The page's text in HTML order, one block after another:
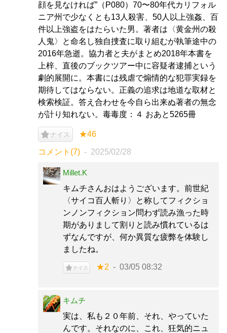
顔を見なければ”（P080）70〜80年代カリフォル
ニア州で少なくとも13人殺害、50人以上強姦、百
件以上強盗をはたらいた男。著者は〈黄金州の殺
人鬼〉と命名し独自捜査に取り組むが執筆途中の
2016年急逝。協力者と夫がまとめ2018年本書を
上梓、直後のブックツアー中に容疑者逮捕という
劇的展開に。本書には残虐で煽情的な犯罪実録を
期待してはならない。正義の追求は地道な取材と
検索検証。答え合わせを今自ら出来ぬ著者の無念
が計り知れない。毒毒度：４ おあと5265冊
ナイス ★46
コメント(7) 2025/02/28
Millet.K
キムチさんおはようございます。前世紀
〈サイコ百人斬り〉と称してフィクショ
ンノンフィクション問わず読み漁った時
期がありまして割りと読み慣れているは
ずなんですが、何か異質な疲弊を体験し
ましたね。
ナイス ★2 03/05 08:32
キムチ
実は、私も２０年前、それ、やっていた
んです。それなのに、これ、狂気的ニュ